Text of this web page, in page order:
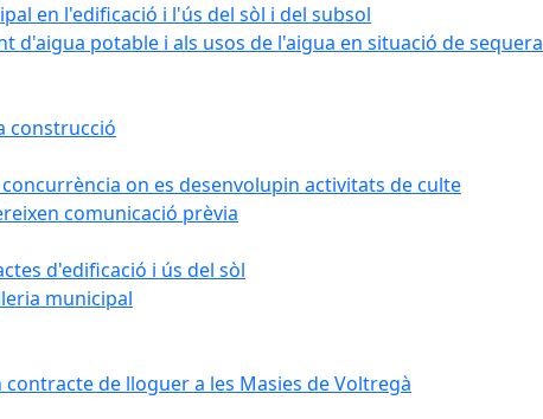
en l'edificació i l'ús del sòl i del subsol
d'aigua potable i als usos de l'aigua en situació de sequera
construcció
on es desenvolupin activitats de culte
comunicació prèvia
d'edificació i ús del sòl
municipal
de lloguer a les Masies de Voltregà